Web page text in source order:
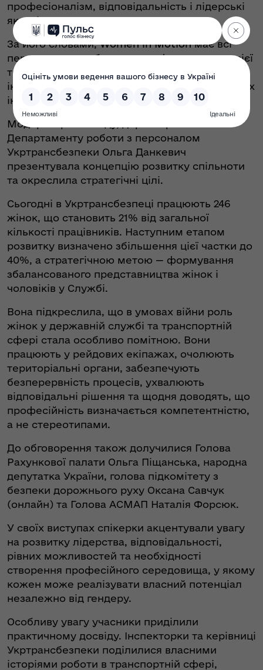
професіоналізм, відповідальність і лідерські
якості.
За його словами,Women in Motionмає всі
передумови, щоб стати платформою для всієї
транспортної сфери України — від державних
інституцій до логістичних компаній та великих
інфраструктурних підприємств.
Модераторка заходу, директорка
Департаменту роботи з персоналом
Укртрансбезпеки Ольга Данкевич
презентувала концепцію розвитку спільноти
та окреслила стратегічні цілі.
Сьогодні в Укртрансбезпеці працюють 246
жінок, що становить 21% від загальної
кількості працівників. Наступним етапом
розвитку визначено збільшення цієї частки до
40%, а стратегічною метою — формування
збалансованого представництва жінок і
чоловіків у Службі.
Вона підкреслила, що в умовах війни роль
жінок у державній службі та транспортній
сфері стала особливо помітною. Вони
працюють у рейдових екіпажах, очолюють
територіальні органи, забезпечують
безперервність процесів, ухвалюють
відповідальні рішення та щодня доводять, що
професійність визначається компетентністю,
а не стереотипами.
До обговорення також долучилися Голова
Рахункової палати Ольга Піщанська, народна
депутатка України, голова підкомітету з
безпеки дорожнього руху Оксана Савчук
(онлайн) та Голова АСМАП Наталія Форсюк.
У своїх виступах спікерки акцентували увагу
на розвитку лідерства, відповідальності,
рівних можливостей та необхідності
створення професійного середовища, у якому
кожен може реалізувати власний потенціал
незалежно від гендеру.
Особливу увагу учасники приділили
практичному досвіду. Інспекторки та керівниці
Укртрансбезпеки поділилися власними
історіями роботи в транспортній сфері,